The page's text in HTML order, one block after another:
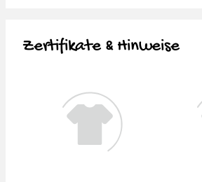
Zertifikate & Hinweise